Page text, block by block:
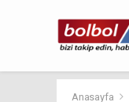
Anasayfa